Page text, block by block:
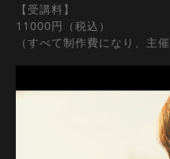
【受講料】
11000円（税込）
（すべて制作費になり、主